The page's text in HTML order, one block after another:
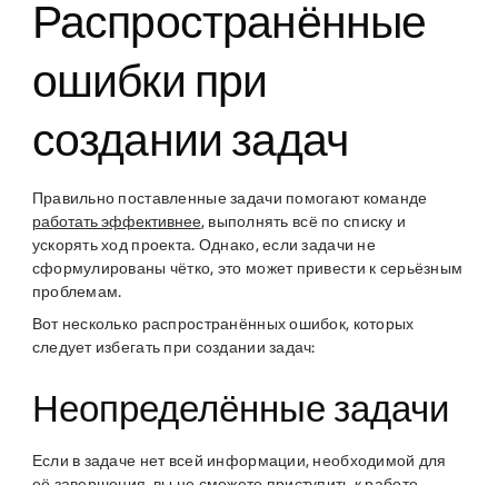
Распространённые
ошибки при
создании задач
Правильно поставленные задачи помогают команде
работать эффективнее, выполнять всё по списку и
ускорять ход проекта. Однако, если задачи не
сформулированы чётко, это может привести к серьёзным
проблемам.
Вот несколько распространённых ошибок, которых
следует избегать при создании задач:
Неопределённые задачи
Если в задаче нет всей информации, необходимой для